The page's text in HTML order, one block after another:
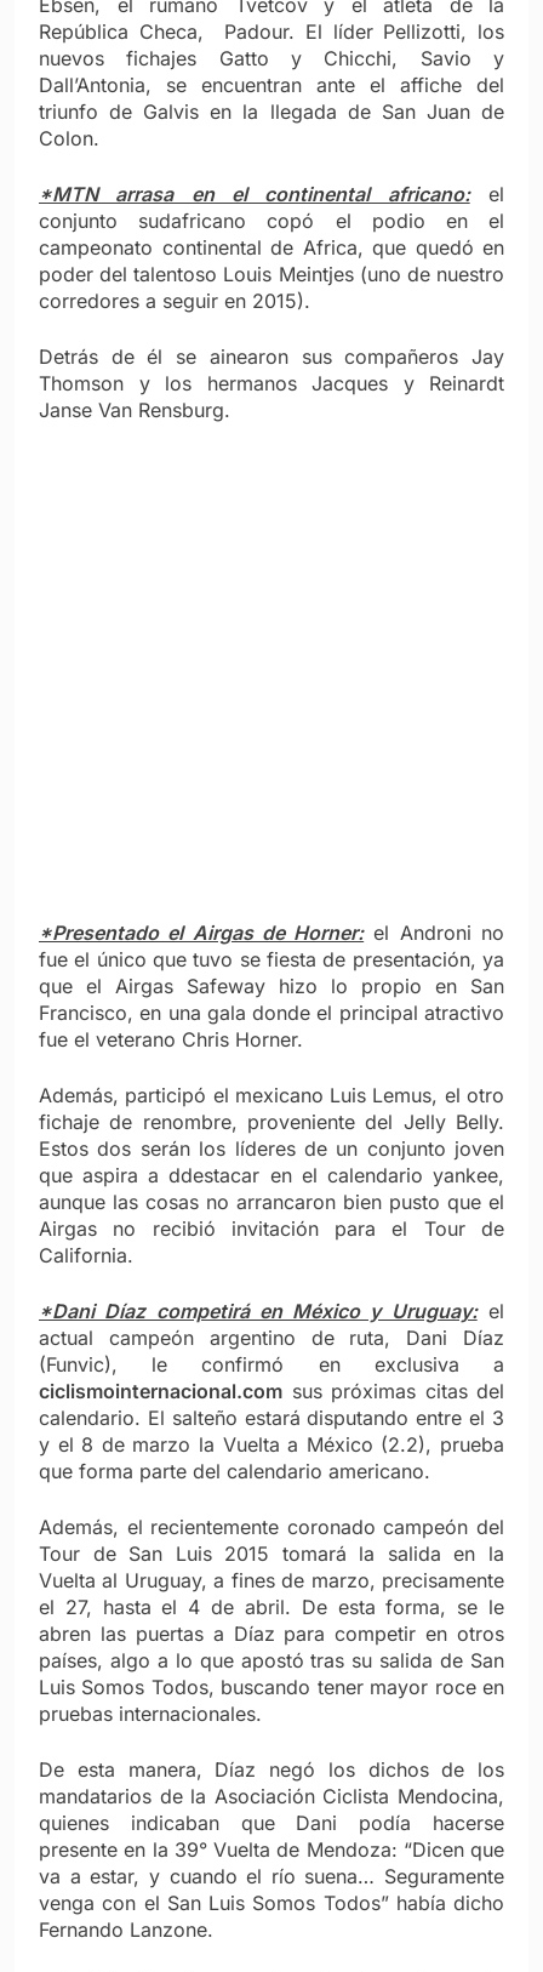
Ebsen, el rumano Tvetcov y el atleta de la
República Checa, Padour. El líder Pellizotti, los
nuevos fichajes Gatto y Chicchi, Savio y
Dall’Antonia, se encuentran ante el affiche del
triunfo de Galvis en la llegada de San Juan de
Colon.
*MTN arrasa en el continental africano:el
conjunto sudafricano copó el podio en el
campeonato continental de Africa, que quedó en
poder del talentoso Louis Meintjes (uno de nuestro
corredores a seguir en 2015).
Detrás de él se ainearon sus compañeros Jay
Thomson y los hermanos Jacques y Reinardt
Janse Van Rensburg.
*Presentado el Airgas de Horner:el Androni no
fue el único que tuvo se fiesta de presentación, ya
que el Airgas Safeway hizo lo propio en San
Francisco, en una gala donde el principal atractivo
fue el veterano Chris Horner.
Además, participó el mexicano Luis Lemus, el otro
fichaje de renombre, proveniente del Jelly Belly.
Estos dos serán los líderes de un conjunto joven
que aspira a ddestacar en el calendario yankee,
aunque las cosas no arrancaron bien pusto que el
Airgas no recibió invitación para el Tour de
California.
*Dani Díaz competirá en México y Uruguay:el
actual campeón argentino de ruta, Dani Díaz
(Funvic), le confirmó en exclusiva a
ciclismointernacional.com sus próximas citas del
calendario. El salteño estará disputando entre el 3
y el 8 de marzo la Vuelta a México (2.2), prueba
que forma parte del calendario americano.
Además, el recientemente coronado campeón del
Tour de San Luis 2015 tomará la salida en la
Vuelta al Uruguay, a fines de marzo, precisamente
el 27, hasta el 4 de abril. De esta forma, se le
abren las puertas a Díaz para competir en otros
países, algo a lo que apostó tras su salida de San
Luis Somos Todos, buscando tener mayor roce en
pruebas internacionales.
De esta manera, Díaz negó los dichos de los
mandatarios de la Asociación Ciclista Mendocina,
quienes indicaban que Dani podía hacerse
presente en la 39° Vuelta de Mendoza: “Dicen que
va a estar, y cuando el río suena… Seguramente
venga con el San Luis Somos Todos” había dicho
Fernando Lanzone.